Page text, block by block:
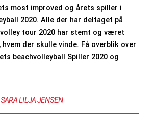
most improved og årets spiller i
2020. Alle der har deltaget på
tour 2020 har stemt og været
der skulle vinde. Få overblik over
beachvolleyball Spiller 2020 og
SARA LILJA JENSEN